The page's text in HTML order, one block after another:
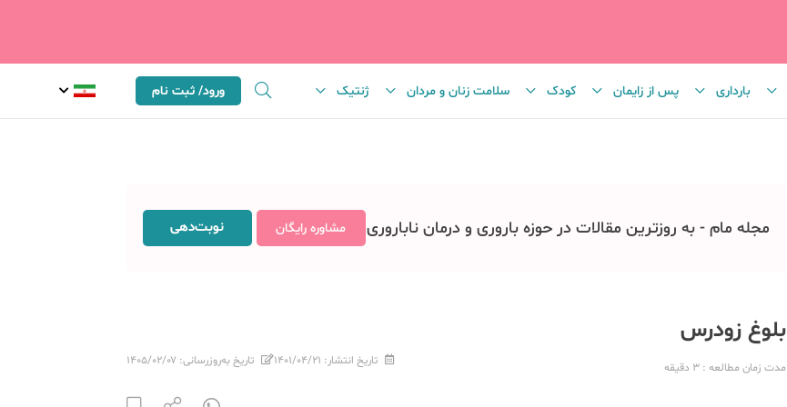
بارداری پس از زایمان کودک سلامت زنان و مردان ژنتیک ورود/ ثبت نام
مجله مام - به روزترین مقالات در حوزه باروری و درمان ناباروری مشاوره رایگان نوبت‌دهی
بلوغ زودرس
مدت زمان مطالعه: 3 دقیقه تاریخ انتشار: ۱۴۰۱/۰۴/۲۱ تاریخ به‌روزرسانی: ۱۴۰۵/۰۲/۰۷